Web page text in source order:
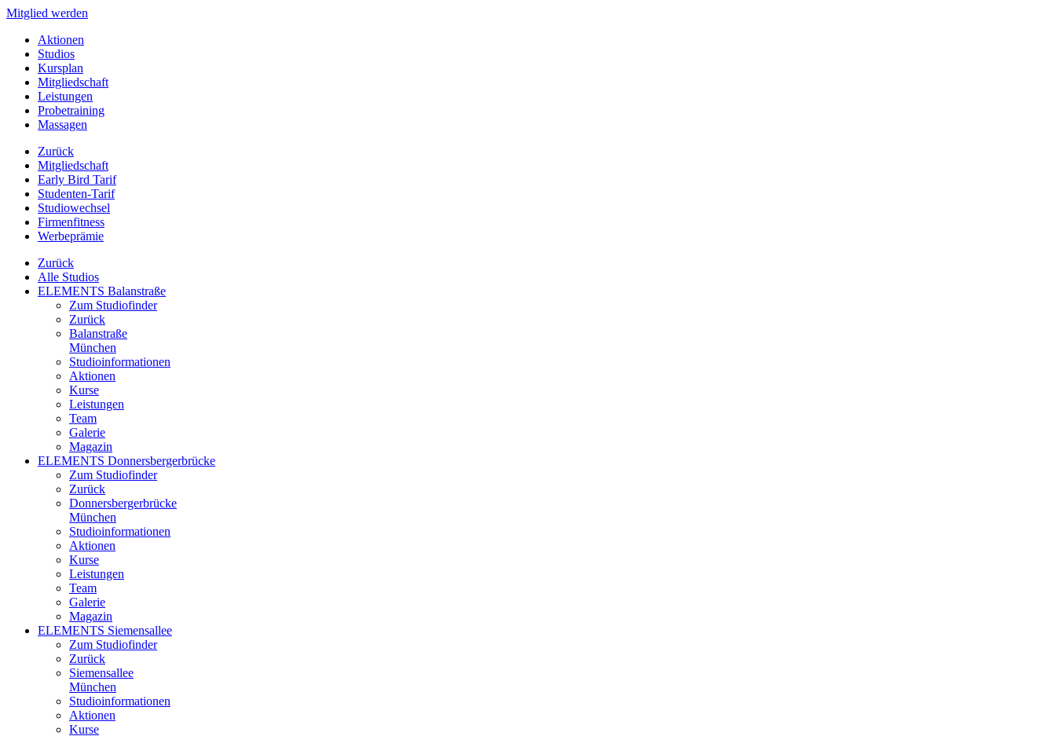
Mitglied werden
Aktionen
Studios
Kursplan
Mitgliedschaft
Leistungen
Probetraining
Massagen
Zurück
Mitgliedschaft
Early Bird Tarif
Studenten-Tarif
Studiowechsel
Firmenfitness
Werbeprämie
Zurück
Alle Studios
ELEMENTS Balanstraße
Zum Studiofinder
Zurück
Balan­straße
München
Studioinformationen
Aktionen
Kurse
Leistungen
Team
Galerie
Magazin
ELEMENTS Donnersbergerbrücke
Zum Studiofinder
Zurück
Donners­berger­brücke
München
Studioinformationen
Aktionen
Kurse
Leistungen
Team
Galerie
Magazin
ELEMENTS Siemensallee
Zum Studiofinder
Zurück
Siemens­allee
München
Studioinformationen
Aktionen
Kurse